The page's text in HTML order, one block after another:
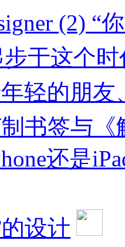
(2) “
于这个时
轻的朋
书签与
还是
设计